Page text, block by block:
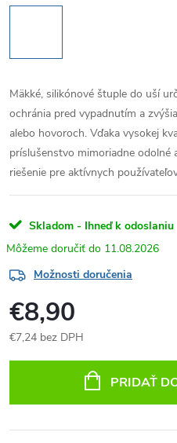
Mäkké, silikónové štuple do uší
ochránia pred vypadnutím a
alebo hovoroch. Vďaka vysokej
príslušenstvo mimoriadne odolné
riešenie pre aktívnych
Skladom - Ihneď k odoslaniu
11.08.2026
Možnosti doručenia
€8,90
€7,24 bez DPH
PRIDAŤ